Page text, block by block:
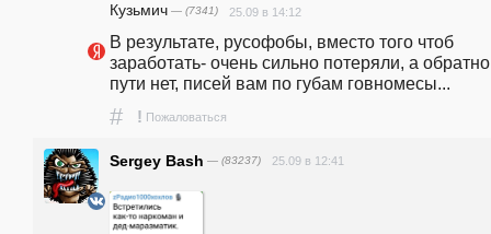
Кузьмич — (7341) 25.09 в 14:12
В результате, русофобы, вместо того чтоб
заработать- очень сильно потеряли, а
пути нет, писей вам по губам говномесы...
# ! Пожаловаться
Sergey Bash — (83237) 25.09 в 12:41